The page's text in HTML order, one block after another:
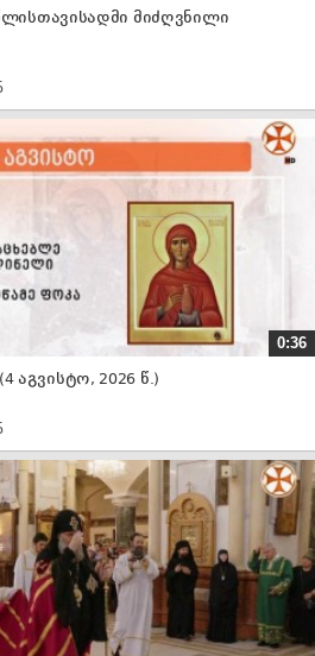
მიძღვნილი
0:36
აგვისტო, 2026 წ.)